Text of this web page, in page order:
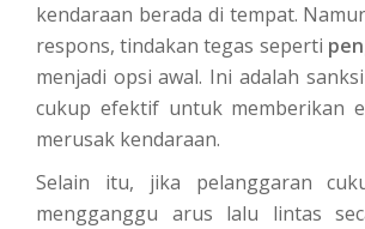
kendaraan berada di tempat.
respons, tindakan tegas seperti
menjadi opsi awal. Ini adalah
cukup efektif untuk memberikan
merusak kendaraan.
Selain itu, jika pelanggaran
mengganggu arus lalu lintas